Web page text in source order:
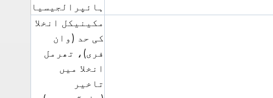
ہائپرالجیسیا
مکینیکل انخلا
کی حد (وان
فری)، تھرمل
انخلا میں
تاخیر